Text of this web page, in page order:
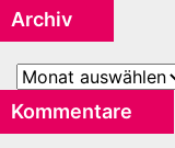
Archiv
Archiv
Kommentare